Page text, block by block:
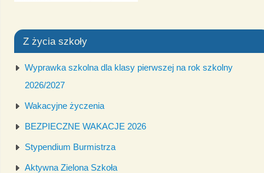
Z życia szkoły
Wyprawka szkolna dla klasy pierwszej na rok szkolny
2026/2027
Wakacyjne życzenia
BEZPIECZNE WAKACJE 2026
Stypendium Burmistrza
Aktywna Zielona Szkoła